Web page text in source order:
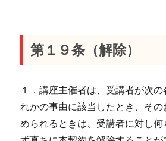
第１９条（解除）
１．講座主催者は、受講者が次
れかの事由に該当したとき、そ
められるときは、受講者に対し